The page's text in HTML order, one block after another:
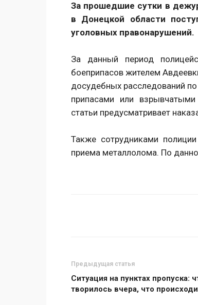
За прошедшие сутки в
в Донецкой области
уголовных правонарушений.
За данный период
боеприпасов жителем
досудебных расследований
припасами или
статьи предусматривает
Также сотрудниками
приема металлолома. По
Предыдущая статья
Ситуация на пунктах пропуска:
творилось вчера, что